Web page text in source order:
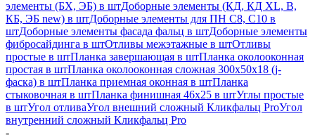
элементы (БХ, ЭБ) в штДоборные элементы (КД, КД XL, В,
КБ, ЭБ new) в штДоборные элементы для ПН С8, С10 в
штДоборные элементы фасада фальц в штДоборные элементы
фибросайдинга в штОтливы межэтажные в штОтливы
простые в штПланка завершающая в штПланка околооконная
простая в штПланка околооконная сложная 300х50х18 (j-
фаска) в штПланка приемная оконная в штПланка
стыковочная в штПланка финишная 46х25 в штУглы простые
в штУгол отливаУгол внешний сложный Кликфальц ProУгол
внутренний сложный Кликфальц Pro
-